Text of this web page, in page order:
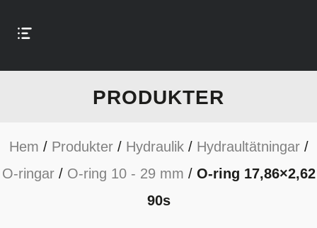
PRODUKTER
Hem / Produkter/ Hydraulik/ Hydraultätningar/
O-ringar/ O-ring 10 - 29 mm / O-ring 17,86×2,62
90s